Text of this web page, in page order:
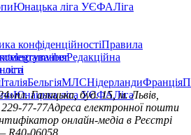
Юнацька ліга УЄФАЛіга
конфіденційностіПравила
Редакційна
telegramviber
ІталіяБельгіяМЛСНідерландиФранція
Юнацька ліга УЄФАЛіга
пл. Галицька, буд. 15, м. Львів,
77-77Адреса електронної пошти
онлайн-медіа в Реєстрі